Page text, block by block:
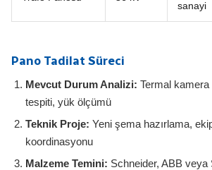
sanayi
Pano Tadilat Süreci
Mevcut Durum Analizi: Termal kamera
tespiti, yük ölçümü
Teknik Proje: Yeni şema hazırlama,
koordinasyonu
Malzeme Temini: Schneider, ABB veya